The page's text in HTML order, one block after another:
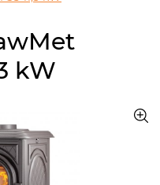
kW